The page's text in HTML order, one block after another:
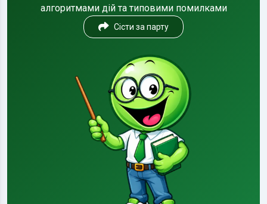
алгоритмами дій та типовими помилками
Сісти за парту